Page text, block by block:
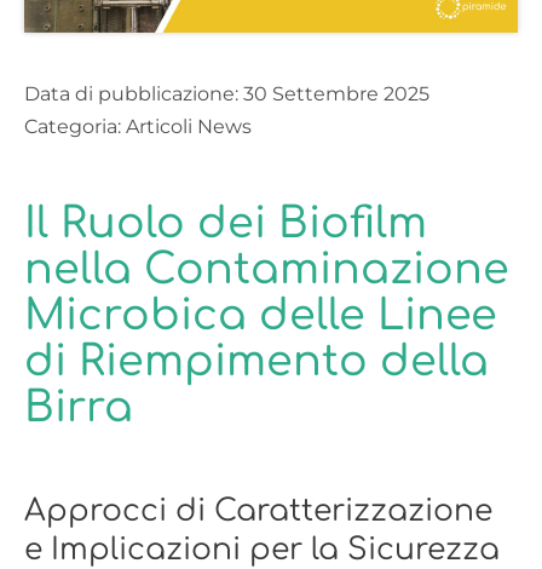
Data di pubblicazione: 30 Settembre 2025
Categoria: Articoli News
Il Ruolo dei Biofilm
nella Contaminazione
Microbica delle Linee
di Riempimento della
Birra
Approcci di Caratterizzazione
e Implicazioni per la Sicurezza